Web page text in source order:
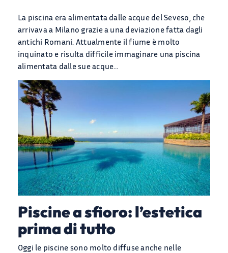
La piscina era alimentata dalle acque del Seveso, che
arrivava a Milano grazie a una deviazione fatta dagli
antichi Romani. Attualmente il fiume è molto
inquinato e risulta difficile immaginare una piscina
alimentata dalle sue acque…
Piscine a sfioro: l’estetica
prima di tutto
Oggi le piscine sono molto diffuse anche nelle